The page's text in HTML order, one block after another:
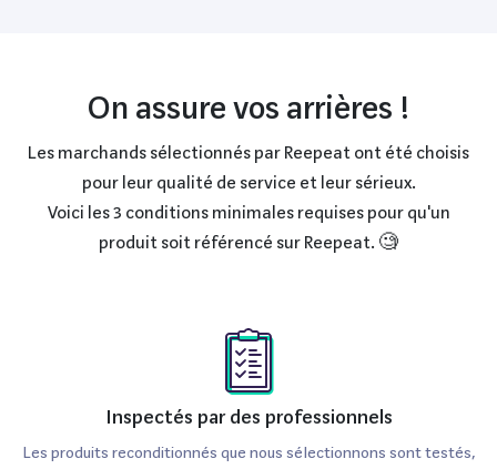
On assure vos arrières !
Les marchands sélectionnés par Reepeat ont été choisis
pour leur qualité de service et leur sérieux.
Voici les 3 conditions minimales requises pour qu'un
produit soit référencé sur Reepeat. 🧐
Inspectés par des professionnels
Les produits reconditionnés que nous sélectionnons sont testés,